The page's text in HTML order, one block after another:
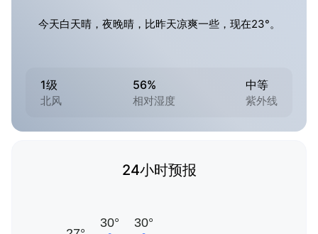
今天白天晴，夜晚晴，比昨天凉爽一些，现在23°。
1级
北风
56%
相对湿度
中等
紫外线
24小时预报